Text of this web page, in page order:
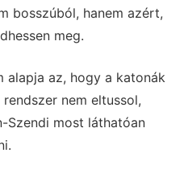
bosszúból, hanem azért,
meg.
alapja az, hogy a katonák
nem eltussol,
Szendi most láthatóan